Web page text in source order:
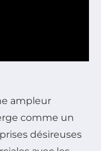
ampleur
comme un
désireuses